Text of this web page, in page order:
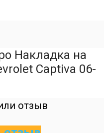
Накладка на
Captiva 06-
отзыв